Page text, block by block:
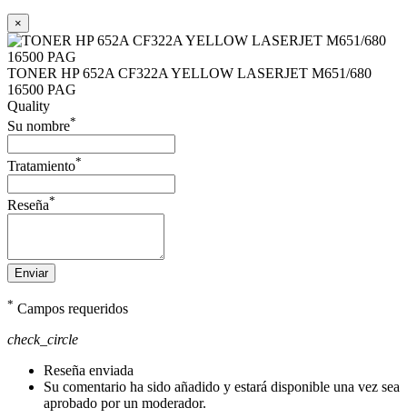
×
TONER HP 652A CF322A YELLOW LASERJET M651/680
16500 PAG
Quality
Su nombre*
Tratamiento*
Reseña*
Enviar
* Campos requeridos
check_circle
Reseña enviada
Su comentario ha sido añadido y estará disponible una vez sea
aprobado por un moderador.